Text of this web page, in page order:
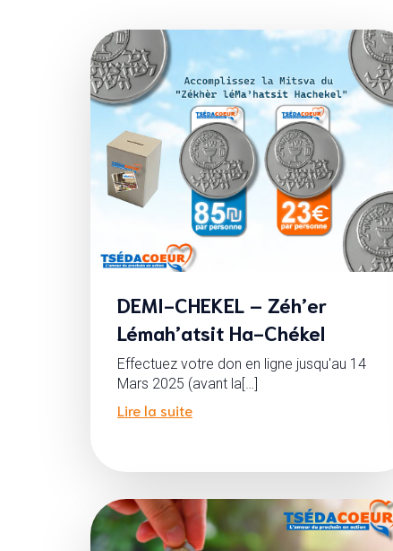
DEMI-CHEKEL – Zéh’er
Lémah’atsit Ha-Chékel
Effectuez votre don en ligne jusqu'au 14
Mars 2025 (avant la[…]
Lire la suite